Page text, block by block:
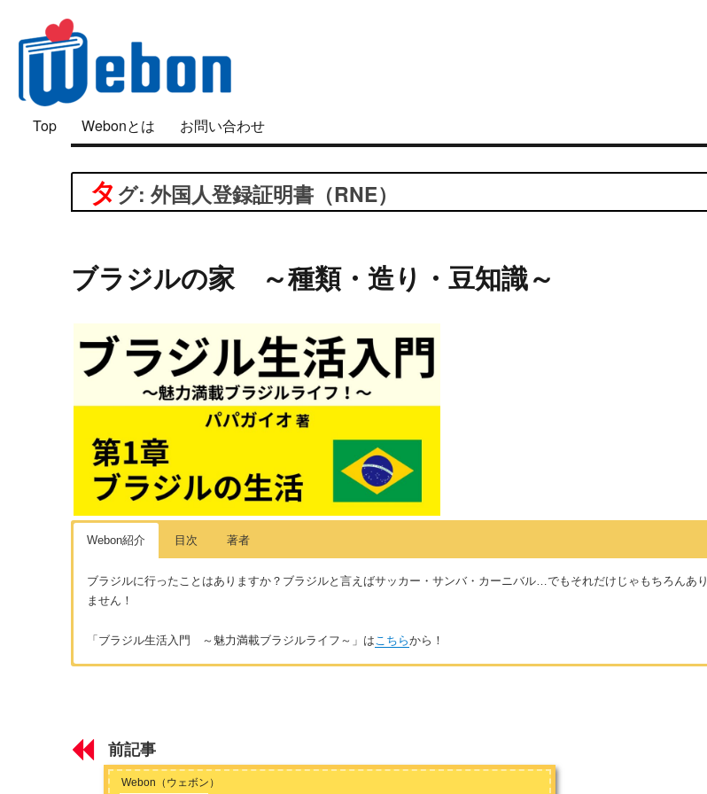
Webon（ウェボン）
「好き」は面白い
Top Webonとは お問い合わせ
タ グ: 外国人登録証明書（RNE）
ブラジルの家 ～種類・造り・豆知識～
Webon紹介 目次 著者
ブラジルに行ったことはありますか？ブラジルと言えばサッカー・サンバ・カーニバル…でもそれだけじゃもちろんあり
ません！
「ブラジル生活入門 ～魅力満載ブラジルライフ～」は こちらから！
第1章 ブラジルの生活ってどんな感じ？
いてみてください。面白い発見があるかもしれませんよ？
前記事
Webon（ウェボン）